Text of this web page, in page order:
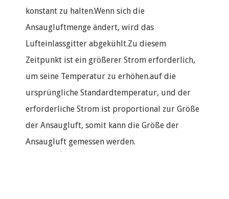
konstant zu halten.Wenn sich die
Ansaugluftmenge ändert, wird das
Lufteinlassgitter abgekühlt.Zu diesem
Zeitpunkt ist ein größerer Strom erforderlich,
um seine Temperatur zu erhöhen.auf die
ursprüngliche Standardtemperatur, und der
erforderliche Strom ist proportional zur Größe
der Ansaugluft, somit kann die Größe der
Ansaugluft gemessen werden.